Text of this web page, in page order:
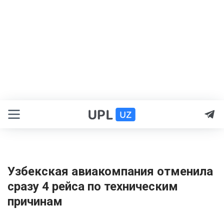
Узбекская авиакомпания отменила
сразу 4 рейса по техническим
причинам